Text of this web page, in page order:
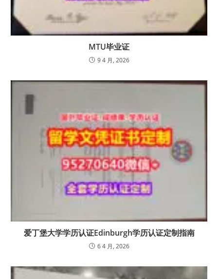
MTU毕业证
9 4 月, 2026
爱丁堡大学学历认证Edinburgh学历认证定制指南
6 4 月, 2026